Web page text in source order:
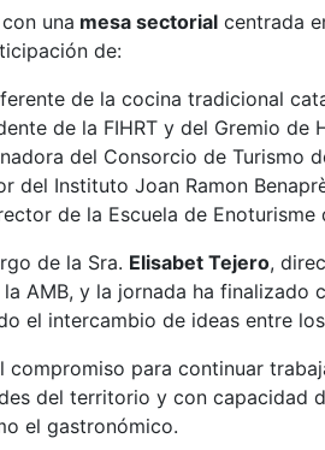
una mesa sectorial centrada
de:
de la cocina tradicional
de la FIHRT y del Gremio de
del Consorcio de Turismo
del Instituto Joan Ramon
de la Escuela de Enoturisme
de la Sra. Elisabet Tejero,
AMB, y la jornada ha finalizado
el intercambio de ideas entre
compromiso para continuar
del territorio y con capacidad
el gastronómico.